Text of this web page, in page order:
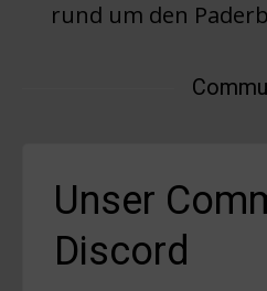
rund um den
Unser
Discord